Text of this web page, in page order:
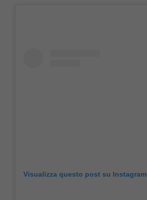
Visualizza questo post su Instagram